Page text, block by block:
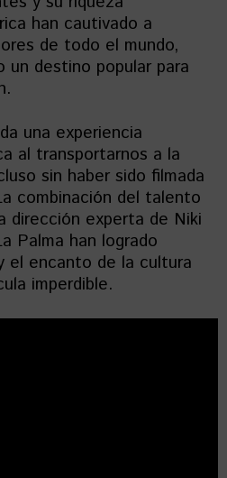
han cautivado a
de todo el mundo,
un destino popular para
una experiencia
al transportarnos a la
sin haber sido filmada
combinación del talento
dirección experta de Niki
Palma han logrado
el encanto de la cultura
imperdible.